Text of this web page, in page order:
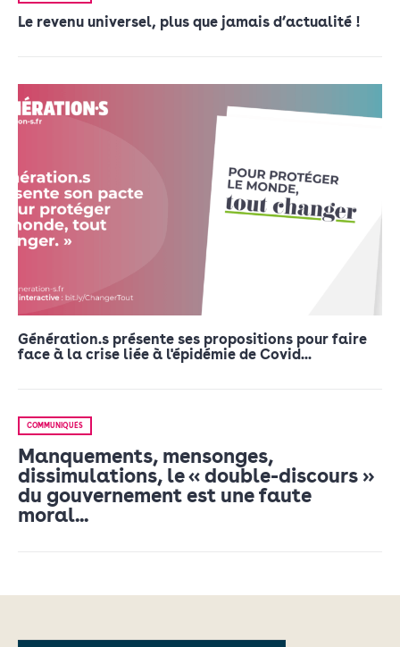
Le revenu universel, plus que jamais d’actualité !
Génération.s présente ses propositions pour faire
face à la crise liée à l'épidémie de Covid...
COMMUNIQUÉS
Manquements, mensonges,
dissimulations, le « double-discours »
du gouvernement est une faute
moral...